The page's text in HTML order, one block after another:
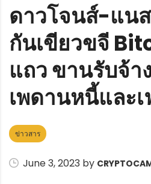
ดาวโจนส์-แน
กันเขียวขจี
แถว ขานรับจ้า
เพดานหนี้และ
ข่าวสาร
June 3, 2023 by